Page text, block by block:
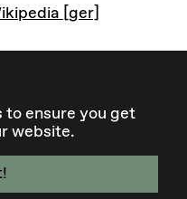
to ensure you get
website.
Graz [ger]